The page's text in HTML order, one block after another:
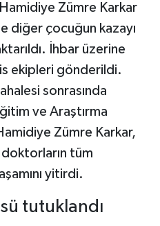
Zümre Karkar
diğer çocuğun kazayı
İhbar üzerine
ekipleri gönderildi.
sonrasında
ve Araştırma
Zümre Karkar,
tüm
yitirdi.
tutuklandı